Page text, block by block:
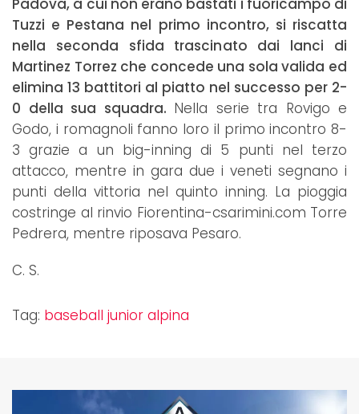
Tuzzi e Pestana nel primo incontro, si riscatta
nella seconda sfida trascinato dai lanci di
Martinez Torrez che concede una sola valida ed
elimina 13 battitori al piatto nel successo per 2-
0 della sua squadra. Nella serie tra Rovigo e
Godo, i romagnoli fanno loro il primo incontro 8-
3 grazie a un big-inning di 5 punti nel terzo
attacco, mentre in gara due i veneti segnano i
punti della vittoria nel quinto inning. La pioggia
costringe al rinvio Fiorentina-csarimini.com Torre
Pedrera, mentre riposava Pesaro.
C. S.
Tag: baseball junior alpina